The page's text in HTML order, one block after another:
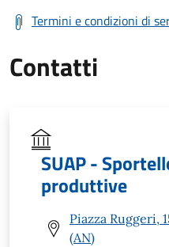
Termini e condizioni di
Contatti
SUAP -
produttive
Piazza Ruggeri,
(AN)